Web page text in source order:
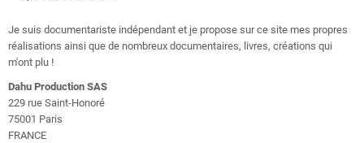
Je suis documentariste indépendant et je propose sur ce site mes propres
réalisations ainsi que de nombreux documentaires, livres, créations qui
m'ont plu !
Dahu Production SAS
229 rue Saint-Honoré
75001 Paris
FRANCE